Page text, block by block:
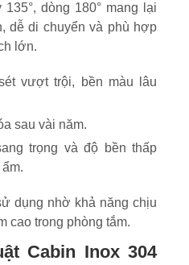
dòng 180° mang lại
dễ di chuyển và phù hợp
lớn.
vượt trội, bền màu lâu
sau vài năm.
trọng và độ bền thấp
dụng nhờ khả năng chịu
cao trong phòng tắm.
Cabin Inox 304